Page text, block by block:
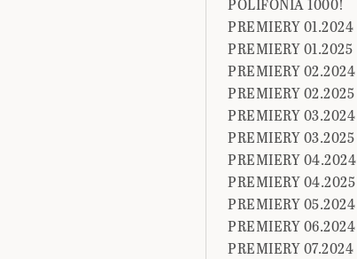
PREMIERY 01.2024
PREMIERY 01.2025
PREMIERY 02.2024
PREMIERY 02.2025
PREMIERY 03.2024
PREMIERY 03.2025
PREMIERY 04.2024
PREMIERY 04.2025
PREMIERY 05.2024
PREMIERY 06.2024
PREMIERY 07.2024